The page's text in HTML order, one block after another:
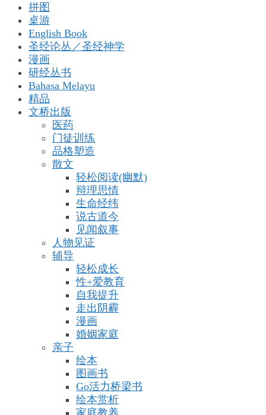
拼图
桌游
English Book
圣经论丛／圣经神学
漫画
研经丛书
Bahasa Melayu
精品
文桥出版
医药
门徒训练
品格塑造
散文
轻松阅读(幽默)
辩理思情
生命经纬
说古道今
见闻叙事
人物见证
辅导
轻松成长
性+爱教育
自我提升
走出阴霾
漫画
婚姻家庭
亲子
绘本
图画书
Go活力桥梁书
绘本赏析
家庭教养